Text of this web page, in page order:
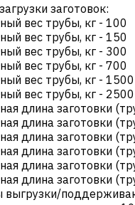
заготовок:
вес трубы, кг - 100
вес трубы, кг - 150
вес трубы, кг - 300
вес трубы, кг - 700
вес трубы, кг - 1500
вес трубы, кг - 2500
длина заготовки
длина заготовки
длина заготовки
длина заготовки
длина заготовки
длина заготовки
выгрузки/